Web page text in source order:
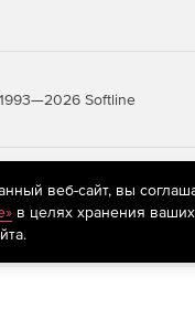
Softline
рекомендательные
веб-сайт, вы
в целях хранения